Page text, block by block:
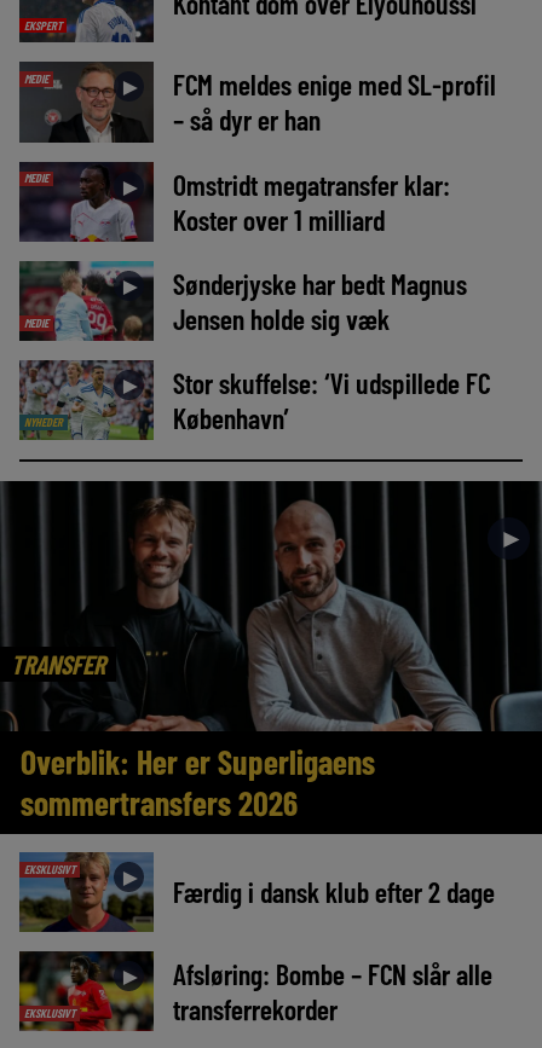
EKSPERT
MEDIE ►
FCM meldes enige med SL-profil
– så dyr er han
MEDIE ►
Omstridt megatransfer klar:
Koster over 1 milliard
MEDIE
►
Sønderjyske har bedt Magnus
Jensen holde sig væk
NYHEDER
►
Stor skuffelse: ‘Vi udspillede FC
København’
TRANSFER
►
Overblik: Her er Superligaens
sommertransfers 2026
EKSKLUSIVT ► Færdig i dansk klub efter 2 dage
EKSKLUSIVT
►
Afsløring: Bombe – FCN slår alle
transferrekorder